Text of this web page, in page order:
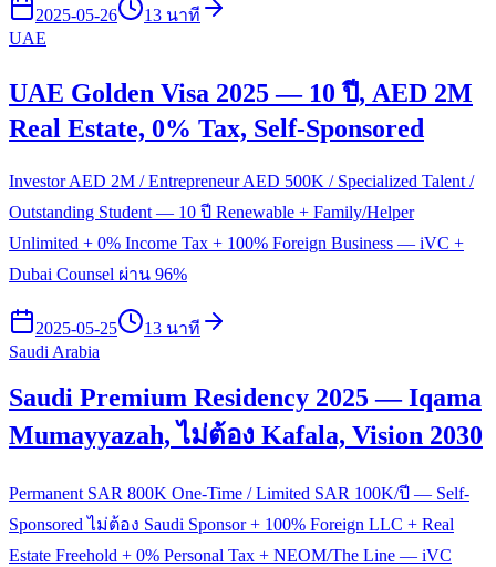
2025-05-26
13 นาที
UAE
UAE Golden Visa 2025 — 10 ปี, AED 2M
Real Estate, 0% Tax, Self-Sponsored
Investor AED 2M / Entrepreneur AED 500K / Specialized Talent /
Outstanding Student — 10 ปี Renewable + Family/Helper
Unlimited + 0% Income Tax + 100% Foreign Business — iVC +
Dubai Counsel ผ่าน 96%
2025-05-25
13 นาที
Saudi Arabia
Saudi Premium Residency 2025 — Iqama
Mumayyazah, ไม่ต้อง Kafala, Vision 2030
Permanent SAR 800K One-Time / Limited SAR 100K/ปี — Self-
Sponsored ไม่ต้อง Saudi Sponsor + 100% Foreign LLC + Real
Estate Freehold + 0% Personal Tax + NEOM/The Line — iVC